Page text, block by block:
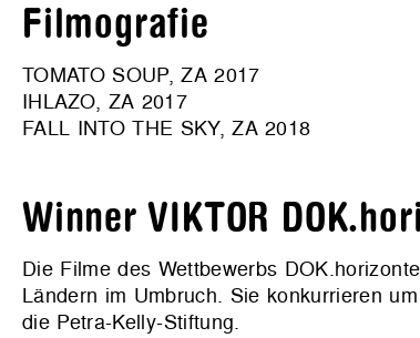
Filmografie
TOMATO SOUP, ZA 2017
IHLAZO, ZA 2017
FALL INTO THE SKY, ZA 2018
Winner VIKTOR
Die Filme des Wettbewerbs
Ländern im Umbruch. Sie konkurrieren
die Petra-Kelly-Stiftung.